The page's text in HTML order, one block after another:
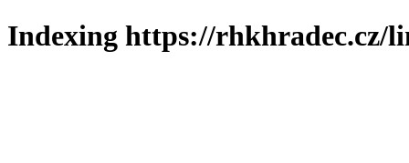
Indexing https://rhkhradec.cz/